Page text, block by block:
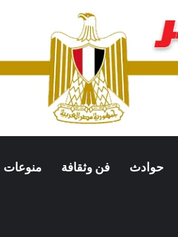
حوادث فن وثقافة منوعات